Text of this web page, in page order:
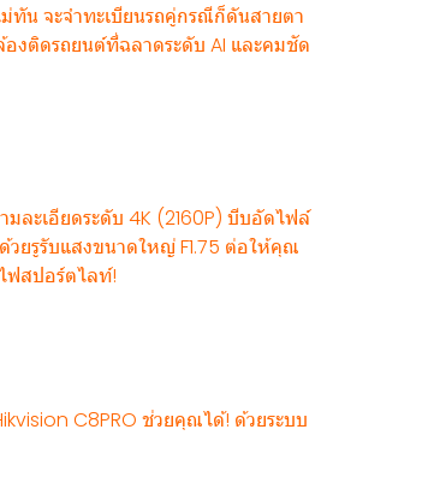
ทัน จะจำทะเบียนรถคู่กรณีก็ดันสายตา
งติดรถยนต์ที่ฉลาดระดับ AI และคมชัด
ละเอียดระดับ 4K (2160P) บีบอัดไฟล์
ยรูรับแสงขนาดใหญ่ F1.75 ต่อให้คุณ
ฟสปอร์ตไลท์!
C8PRO ช่วยคุณได้! ด้วยระบบ